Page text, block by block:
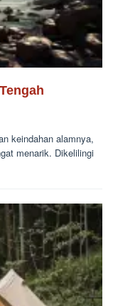
keindahan alamnya,
menarik. Dikelilingi